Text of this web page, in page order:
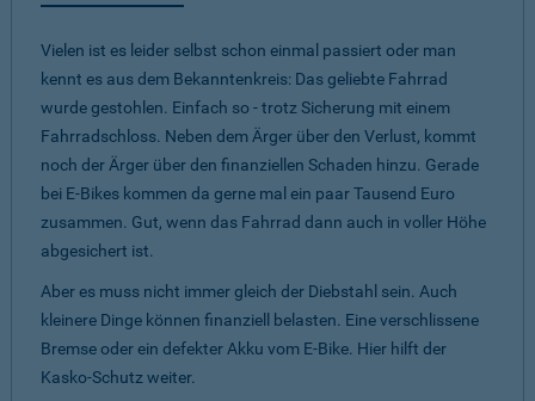
Vielen ist es leider selbst schon einmal passiert oder man
kennt es aus dem Bekanntenkreis: Das geliebte Fahrrad
wurde gestohlen. Einfach so - trotz Sicherung mit einem
Fahrradschloss. Neben dem Ärger über den Verlust, kommt
noch der Ärger über den finanziellen Schaden hinzu. Gerade
bei E-Bikes kommen da gerne mal ein paar Tausend Euro
zusammen. Gut, wenn das Fahrrad dann auch in voller Höhe
abgesichert ist.
Aber es muss nicht immer gleich der Diebstahl sein. Auch
kleinere Dinge können finanziell belasten. Eine verschlissene
Bremse oder ein defekter Akku vom E-Bike. Hier hilft der
Kasko-Schutz weiter.